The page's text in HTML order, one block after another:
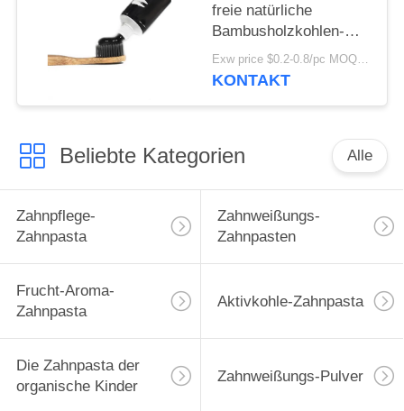
freie natürliche
Bambusholzkohlen-
Plastikzahnbürsten-
kundenspezifisches
Exw price $0.2-0.8/pc MOQ:100pcs
KONTAKT
Beliebte Kategorien Alle
Zahnpflege-
Zahnpasta
Zahnweißungs-
Zahnpasten
Frucht-Aroma-
Zahnpasta
Aktivkohle-Zahnpasta
Die Zahnpasta der
organische Kinder
Zahnweißungs-Pulver